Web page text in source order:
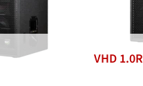
VHD 1.0R